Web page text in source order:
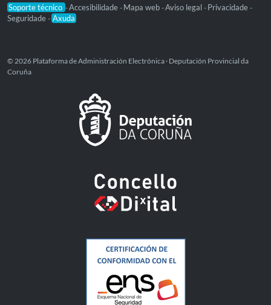
Soporte técnico -Accesibilidade - Mapa web -Aviso legal - Privacidade -
Seguridade - Axuda
© 2026 Plataforma de Administración Electrónica · Deputación Provincial da
Coruña